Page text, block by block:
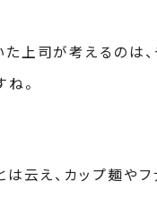
上司が考えるのは
ね。
云え、カップ麺やフ